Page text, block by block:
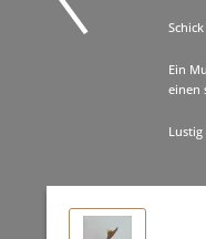
Ein
einen